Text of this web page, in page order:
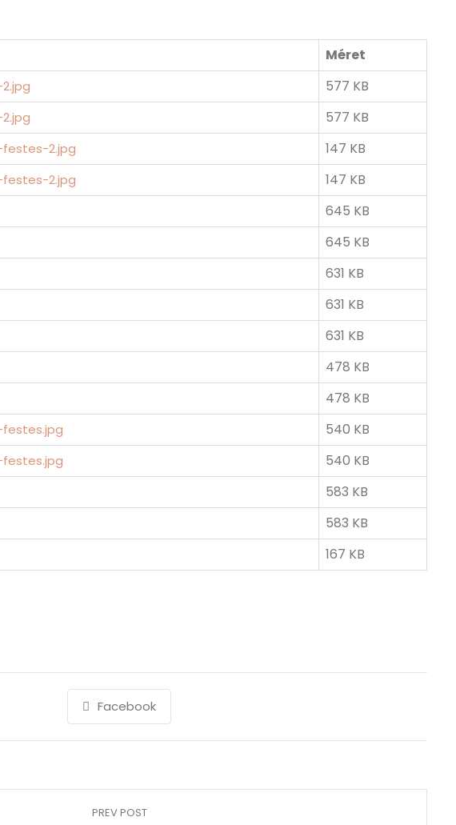
Méret
577 KB
577 KB
festes-2.jpg 147 KB
festes-2.jpg 147 KB
645 KB
645 KB
631 KB
631 KB
631 KB
478 KB
478 KB
540 KB
540 KB
583 KB
583 KB
167 KB
Facebook
PREV POST